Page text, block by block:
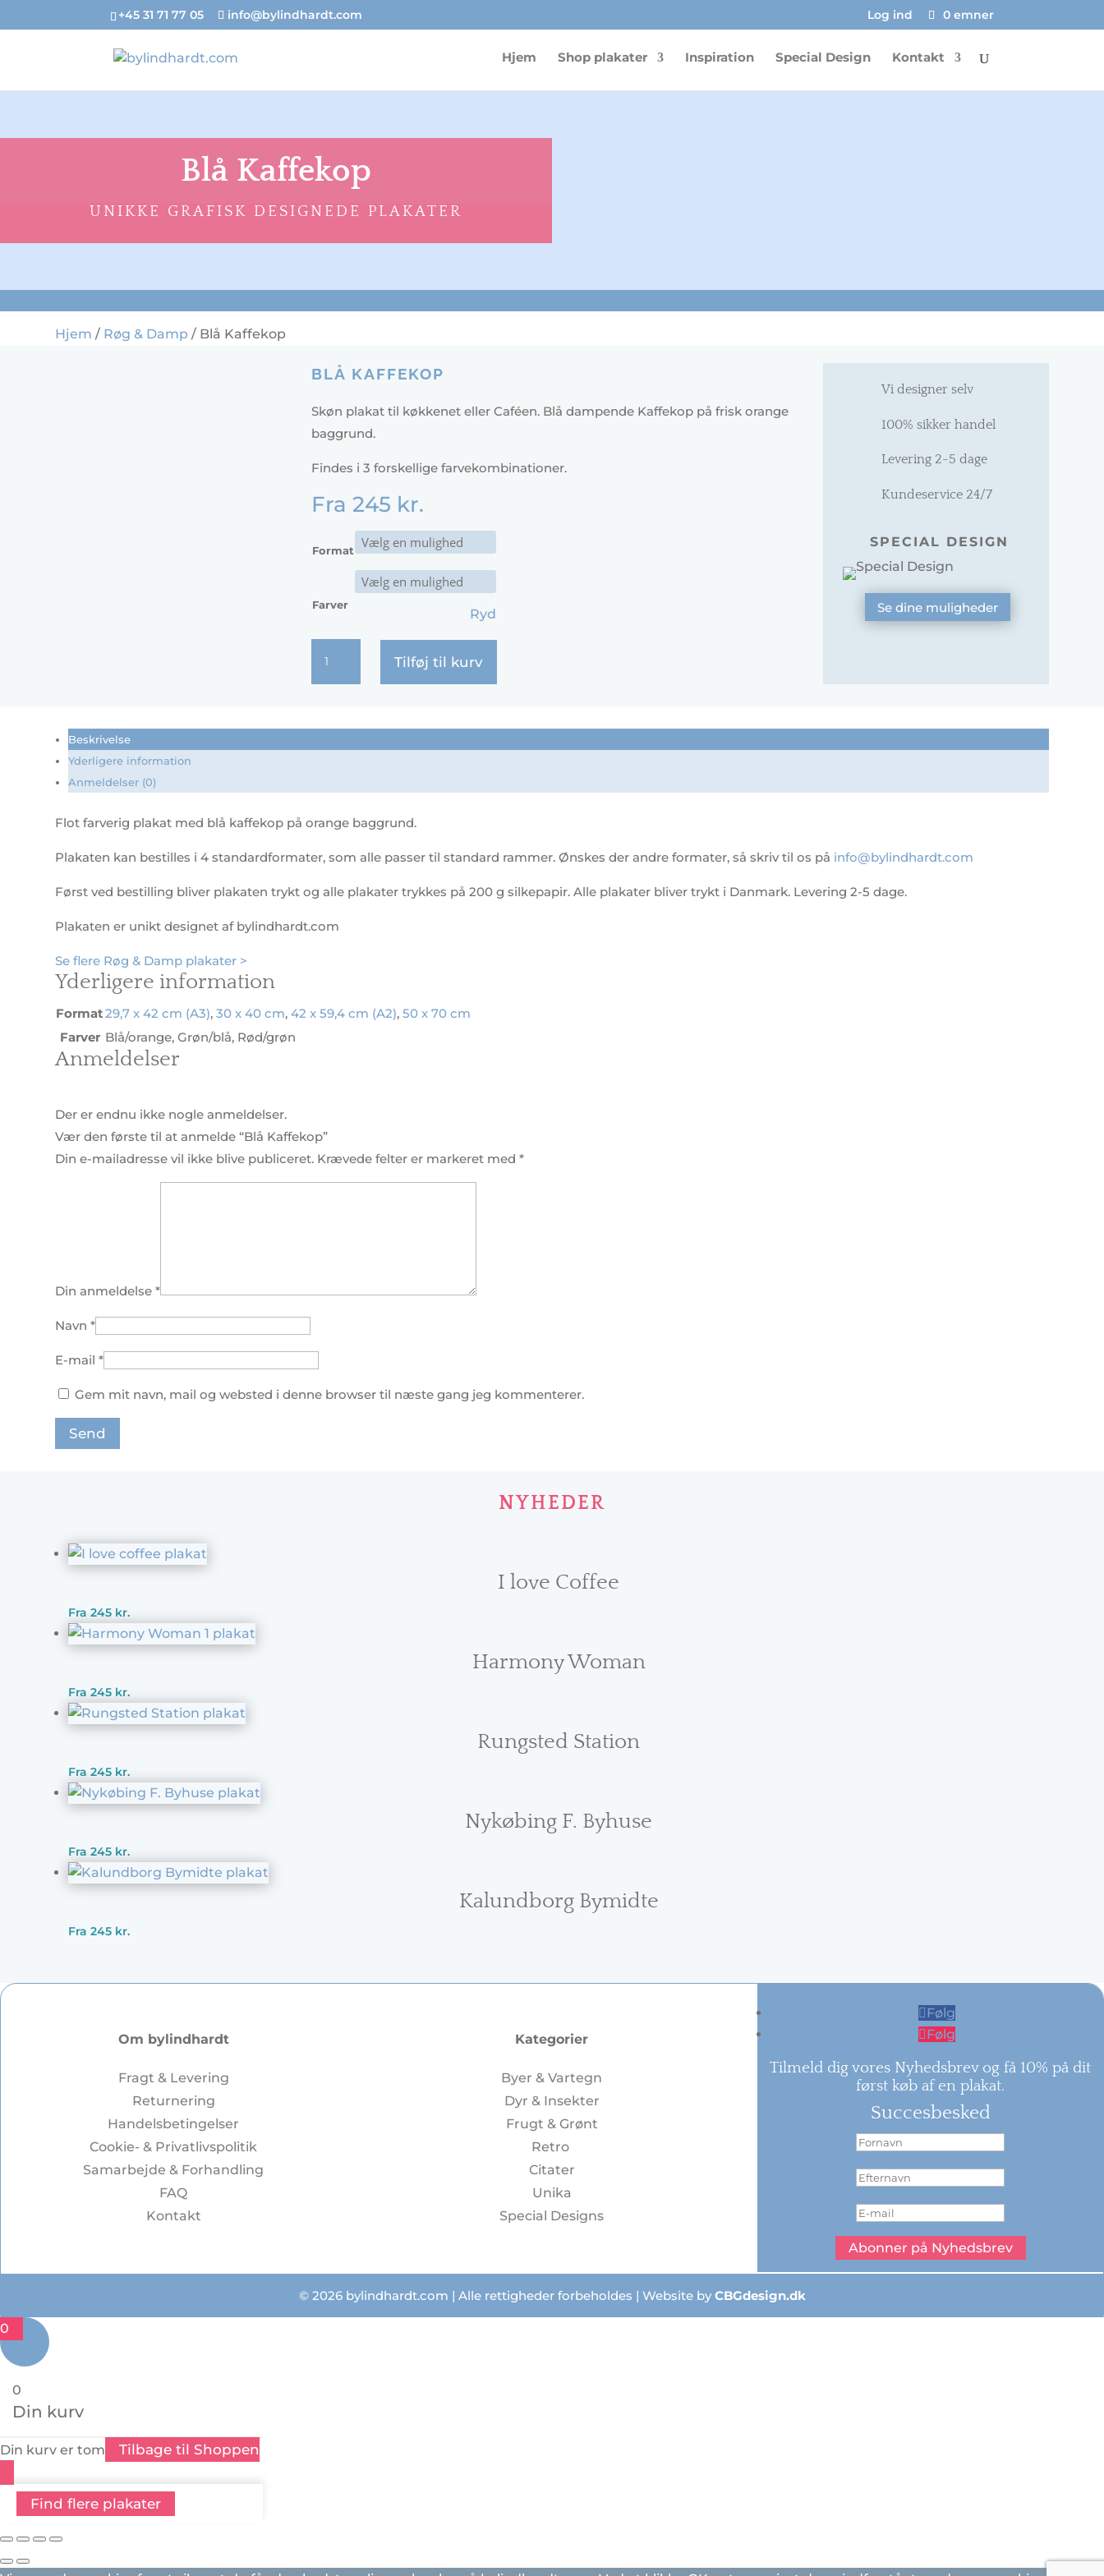
+45 31 71 77 05 info@bylindhardt.com Log ind 0 emner
Hjem Shop plakater Inspiration Special Design Kontakt
Blå Kaffekop
UNIKKE GRAFISK DESIGNEDE PLAKATER
Hjem / Røg & Damp / Blå Kaffekop
BLÅ KAFFEKOP
Skøn plakat til køkkenet eller Caféen. Blå dampende Kaffekop på frisk orange
baggrund.
Findes i 3 forskellige farvekombinationer.
Fra 245 kr.
Format
Farver
Ryd
Tilføj til kurv
Vi designer selv
100% sikker handel
Levering 2-5 dage
Kundeservice 24/7
SPECIAL DESIGN
Se dine muligheder
Beskrivelse
Yderligere information
Anmeldelser (0)
Flot farverig plakat med blå kaffekop på orange baggrund.
Plakaten kan bestilles i 4 standardformater, som alle passer til standard rammer. Ønskes der andre formater, så skriv til os på info@bylindhardt.com
Først ved bestilling bliver plakaten trykt og alle plakater trykkes på 200 g silkepapir. Alle plakater bliver trykt i Danmark. Levering 2-5 dage.
Plakaten er unikt designet af bylindhardt.com
Se flere Røg & Damp plakater >
Yderligere information
Format29,7 x 42 cm (A3),30 x 40 cm,42 x 59,4 cm (A2),50 x 70 cm
Farver Blå/orange, Grøn/blå, Rød/grøn
Anmeldelser
Der er endnu ikke nogle anmeldelser.
Vær den første til at anmelde “Blå Kaffekop”
Din e-mailadresse vil ikke blive publiceret. Krævede felter er markeret med*
Din anmeldelse*
Navn*
E-mail*
Gem mit navn, mail og websted i denne browser til næste gang jeg kommenterer.
NYHEDER
I love Coffee
Fra245 kr.
Harmony Woman
Fra245 kr.
Rungsted Station
Fra245 kr.
Nykøbing F. Byhuse
Fra245 kr.
Kalundborg Bymidte
Fra245 kr.
Om bylindhardt
Fragt & Levering
Returnering
Handelsbetingelser
Cookie- & Privatlivspolitik
Samarbejde & Forhandling
FAQ
Kontakt
Kategorier
Byer & Vartegn
Dyr & Insekter
Frugt & Grønt
Retro
Citater
Unika
Special Designs
Følg
Følg
Tilmeld dig vores Nyhedsbrev og få 10% på dit
først køb af en plakat.
Succesbesked
Abonner på Nyhedsbrev
© 2026 bylindhardt.com | Alle rettigheder forbeholdes | Website byCBGdesign.dk
0
0
Din kurv
Din kurv er tom Tilbage til Shoppen
Find flere plakater